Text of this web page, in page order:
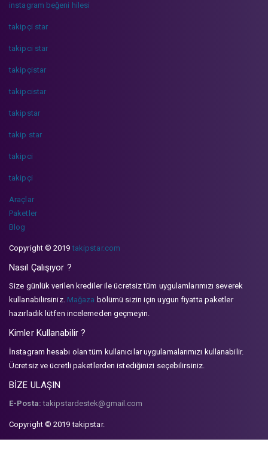
instagram beğeni hilesi
takipçi star
takipci star
takipçistar
takipcistar
takipstar
takip star
takipci
takipçi
Araçlar
Paketler
Blog
Copyright © 2019takipstar.com
Nasıl Çalışıyor ?
Size günlük verilen krediler ile ücretsiz tüm uygulamlarımızı severek
kullanabilirsiniz. Mağaza bölümü sizin için uygun fiyatta paketler
hazırladık lütfen incelemeden geçmeyin.
Kimler Kullanabilir ?
İnstagram hesabı olan tüm kullanıcılar uygulamalarımızı kullanabilir.
Ücretsiz ve ücretli paketlerden istediğinizi seçebilirsiniz.
BİZE ULAŞIN
E-Posta: takipstardestek@gmail.com
Copyright © 2019 takipstar.